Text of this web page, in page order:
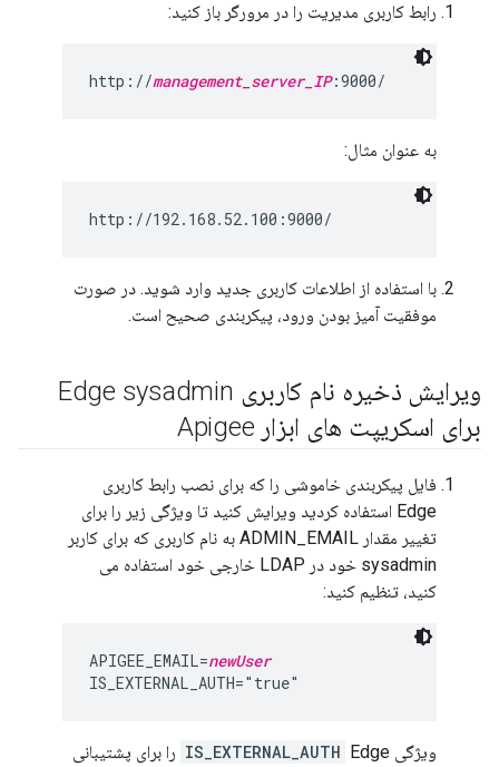
رابط کاربری مدیریت را در مرورگر باز کنید:
http://management_server_IP:9000/
به عنوان مثال:
http://192.168.52.100:9000/
با استفاده از اطلاعات کاربری جدید وارد شوید. در صورت
موفقیت آمیز بودن ورود، پیکربندی صحیح است.
ویرایش ذخیره نام کاربری Edge sysadmin
برای اسکریپت های ابزار Apigee
فایل پیکربندی خاموشی را که برای نصب رابط کاربری
Edge استفاده کردید ویرایش کنید تا ویژگی زیر را برای
تغییر مقدار ADMIN_EMAIL به نام کاربری که برای کاربر
sysadmin خود در LDAP خارجی خود استفاده می
کنید، تنظیم کنید:
APIGEE_EMAIL=newUser
IS_EXTERNAL_AUTH="true"
ویژگی IS_EXTERNAL_AUTH Edge را برای پشتیبانی